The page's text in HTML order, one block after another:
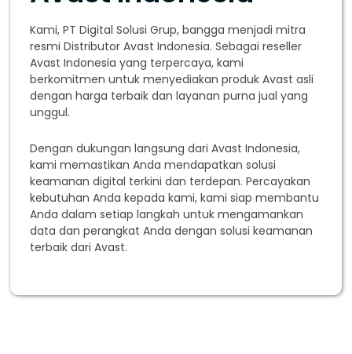
Kami, PT Digital Solusi Grup, bangga menjadi mitra
resmi Distributor Avast Indonesia. Sebagai reseller
Avast Indonesia yang terpercaya, kami
berkomitmen untuk menyediakan produk Avast asli
dengan harga terbaik dan layanan purna jual yang
unggul.
Dengan dukungan langsung dari Avast Indonesia,
kami memastikan Anda mendapatkan solusi
keamanan digital terkini dan terdepan. Percayakan
kebutuhan Anda kepada kami, kami siap membantu
Anda dalam setiap langkah untuk mengamankan
data dan perangkat Anda dengan solusi keamanan
terbaik dari Avast.